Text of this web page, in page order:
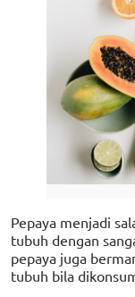
Pepaya menjadi
tubuh dengan
pepaya juga
tubuh bila